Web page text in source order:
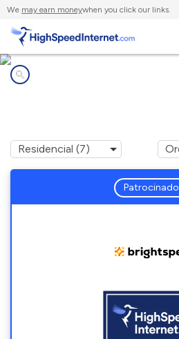
We may earn moneywhen you click our links.
Patrocinado